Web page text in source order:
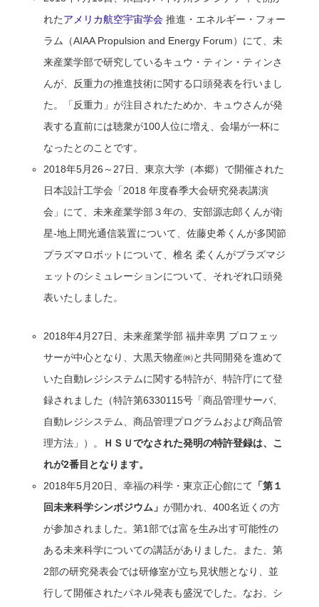
れたアメリカ航空宇宙学会 推進・エネルギー・フォー
ラム（AIAA Propulsion and Energy Forum）にて、未
来産業学部で研究しているキュウ・ティン・ティンさ
んが、反重力の推進技術に関する口頭発表を行いまし
た。「反重力」が注目されたためか、キュウさんが発
表する直前には聴衆が100人位に増え、会場が一杯に
なったとのことです。
2018年5月26～27日、東京大学（本郷）で開催された
日本設計工学会「2018 年度春季大会研究発表講演
会」にて、未来産業学部３年の、安部源志郎くんが衛
星-地上間光通信装置について、佐藤史希くんが多関節
プラズマロボットについて、椎名 柔くんがプラズマジ
ェットのシミュレーションについて、それぞれ口頭発
表いたしました。
2018年4月27日、未来産業学部 福井幸男 プロフェッ
サーが中心となり、大黒天物産㈱と共同開発を進めて
いた自動レジシステムに関する特許が、特許庁にて登
録されました（特許第6330115号「商品管理サーバ、
自動レジシステム、商品管理プログラムおよび商品管
理方法」）。
ＨＳＵでなされた発明の特許登録は、こ
れが2番目となります。
2018年5月20日、幸福の科学・東京正心館にて 「第１
回未来科学シンポジウム」が開かれ、400名近くの方
が参加されました。第1部では富を生み出す可能性の
ある未来科学についての講話がありました。また、第
2部の研究発表会では研修室が立ち見状態となり、並
行して開催されたパネル発表も盛況でした。なお、シ